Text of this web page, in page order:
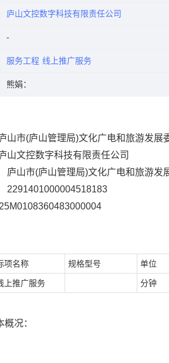
庐山文控数字科技有限责任公司
服务工程 线上推广服务
熊娟：
山市(庐山管理局)文化广电和旅游发展
山文控数字科技有限责任公司
庐山市(庐山管理局)文化广电和旅游发
2291401000004518183
项名称 规格型号 单位
上推广服务 分钟
况：